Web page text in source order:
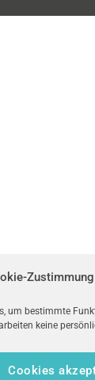
um bestimmte
keine
Cookies